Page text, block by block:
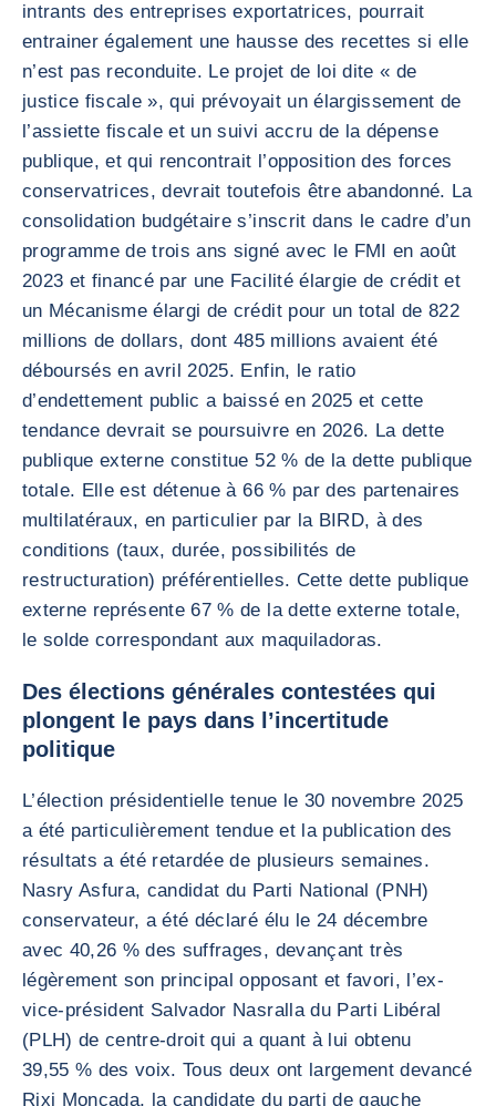
intrants des entreprises exportatrices, pourrait
entrainer également une hausse des recettes si elle
n’est pas reconduite. Le projet de loi dite « de
justice fiscale », qui prévoyait un élargissement de
l’assiette fiscale et un suivi accru de la dépense
publique, et qui rencontrait l’opposition des forces
conservatrices, devrait toutefois être abandonné. La
consolidation budgétaire s’inscrit dans le cadre d’un
programme de trois ans signé avec le FMI en août
2023 et financé par une Facilité élargie de crédit et
un Mécanisme élargi de crédit pour un total de 822
millions de dollars, dont 485 millions avaient été
déboursés en avril 2025. Enfin, le ratio
d’endettement public a baissé en 2025 et cette
tendance devrait se poursuivre en 2026. La dette
publique externe constitue 52 % de la dette publique
totale. Elle est détenue à 66 % par des partenaires
multilatéraux, en particulier par la BIRD, à des
conditions (taux, durée, possibilités de
restructuration) préférentielles. Cette dette publique
externe représente 67 % de la dette externe totale,
le solde correspondant aux maquiladoras.
Des élections générales contestées qui
plongent le pays dans l’incertitude
politique
L’élection présidentielle tenue le 30 novembre 2025
a été particulièrement tendue et la publication des
résultats a été retardée de plusieurs semaines.
Nasry Asfura, candidat du Parti National (PNH)
conservateur, a été déclaré élu le 24 décembre
avec 40,26 % des suffrages, devançant très
légèrement son principal opposant et favori, l’ex-
vice-président Salvador Nasralla du Parti Libéral
(PLH) de centre-droit qui a quant à lui obtenu
39,55 % des voix. Tous deux ont largement devancé
Rixi Moncada, la candidate du parti de gauche